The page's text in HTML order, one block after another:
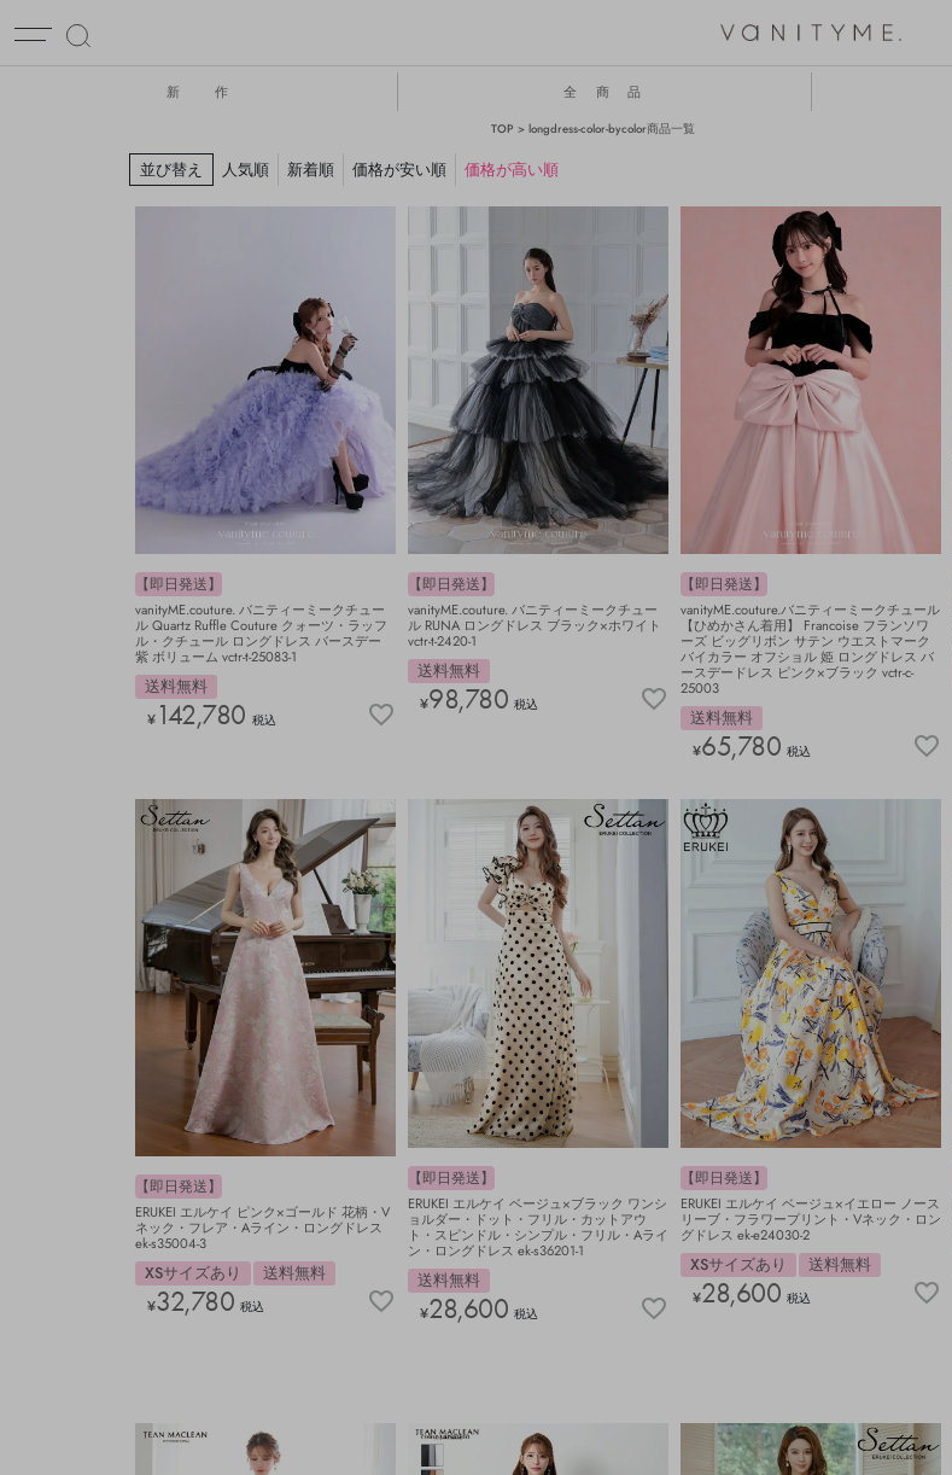
新 作 全 商 品
TOP longdress-color-bycolor商品一覧
並び替え 人気順 新着順 価格が安い順 価格が高い順
【即日発送】
vanityME.couture. バニティーミークチュー
ル Quartz Ruffle Couture クォーツ・ラッフ
ル・クチュール ロングドレス バースデー
紫 ボリューム vctr-t-25083-1
送料無料
¥142,780 税込
【即日発送】
vanityME.couture. バニティーミークチュー
ル RUNA ロングドレス ブラック×ホワイト
vctr-t-2420-1
送料無料
¥98,780 税込
【即日発送】
vanityME.couture.バニティーミークチュール
【ひめかさん着用】 Francoise フランソワ
ーズ ビッグリボン サテン ウエストマーク
バイカラー オフショル 姫 ロングドレス バ
ースデードレス ピンク×ブラック vctr-c-
25003
送料無料
¥65,780 税込
【即日発送】
ERUKEI エルケイ ピンク×ゴールド 花柄・V
ネック・フレア・Aライン・ロングドレス
ek-s35004-3
XSサイズあり 送料無料
¥32,780 税込
【即日発送】
ERUKEI エルケイ ベージュ×ブラック ワンシ
ョルダー・ドット・フリル・カットアウ
ト・スピンドル・シンプル・フリル・Aライ
ン・ロングドレス ek-s36201-1
送料無料
¥28,600 税込
【即日発送】
ERUKEI エルケイ ベージュ×イエロー ノース
リーブ・フラワープリント・Vネック・ロン
グドレス ek-e24030-2
XSサイズあり 送料無料
¥28,600 税込